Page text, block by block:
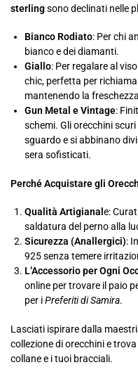
sterlingsono declinati nelle
Bianco Rodiato: Per chi
bianco e dei diamanti.
Giallo: Per regalare al
chic, perfetta per
mantenendo la
Gun Metal e Vintage:
schemi. Gli orecchini
sguardo e si abbinano
sera sofisticati.
Perché Acquistare gli
Qualità Artigianal e:
saldatura del perno alla
Sicurezza (Anallergici):
925 senza temere
L’Accessorio per Ogni
online per trovare il paio
per iPreferiti di Samira.
Lasciati ispirare dalla
collezione di orecchini e
collane e i tuoi bracciali.